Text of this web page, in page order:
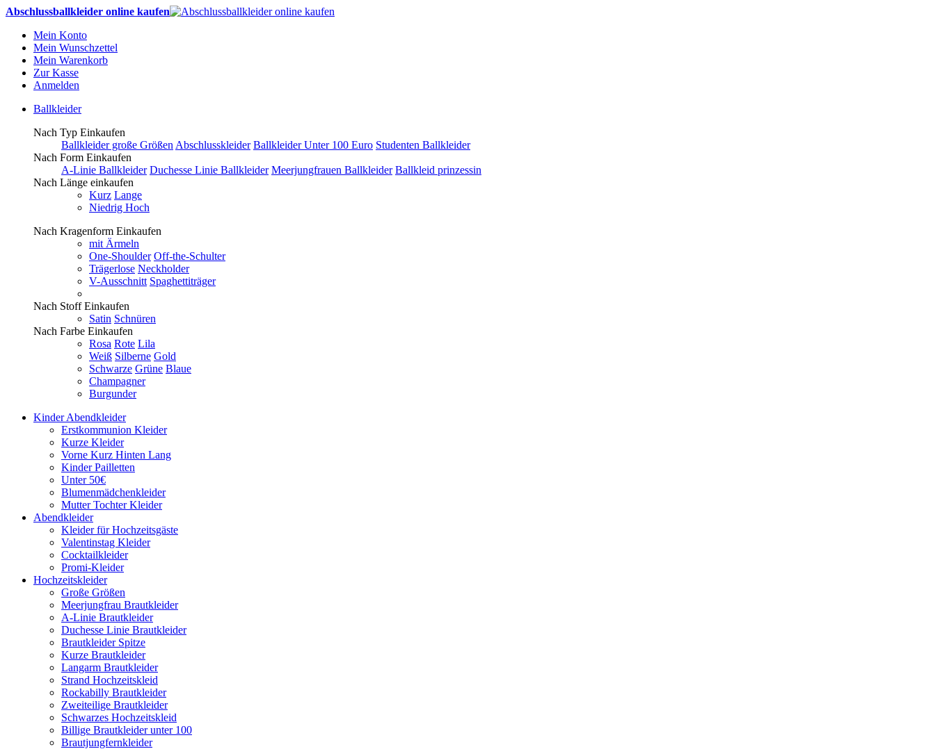
Abschlussballkleider online kaufen
Mein Konto
Mein Wunschzettel
Mein Warenkorb
Zur Kasse
Anmelden
Ballkleider
Nach Typ Einkaufen
Ballkleider große Größen Abschlusskleider Ballkleider Unter 100 Euro Studenten Ballkleider
Nach Form Einkaufen
A-Linie Ballkleider Duchesse Linie Ballkleider Meerjungfrauen Ballkleider Ballkleid prinzessin
Nach Länge einkaufen
Kurz Lange
Niedrig Hoch
Nach Kragenform Einkaufen
mit Ärmeln
One-Shoulder Off-the-Schulter
Trägerlose Neckholder
V-Ausschnitt Spaghettiträger
Nach Stoff Einkaufen
Satin Schnüren
Nach Farbe Einkaufen
Rosa Rote Lila
Weiß Silberne Gold
Schwarze Grüne Blaue
Champagner
Burgunder
Kinder Abendkleider
Erstkommunion Kleider
Kurze Kleider
Vorne Kurz Hinten Lang
Kinder Pailletten
Unter 50€
Blumenmädchenkleider
Mutter Tochter Kleider
Abendkleider
Kleider für Hochzeitsgäste
Valentinstag Kleider
Cocktailkleider
Promi-Kleider
Hochzeitskleider
Große Größen
Meerjungfrau Brautkleider
A-Linie Brautkleider
Duchesse Linie Brautkleider
Brautkleider Spitze
Kurze Brautkleider
Langarm Brautkleider
Strand Hochzeitskleid
Rockabilly Brautkleider
Zweiteilige Brautkleider
Schwarzes Hochzeitskleid
Billige Brautkleider unter 100
Brautjungfernkleider